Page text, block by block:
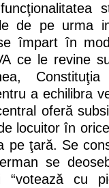
de pe urma
împart în
ce le revine
Constituţia
a echilibra
oferă
locuitor în
pe ţară. Se
se
“votează cu